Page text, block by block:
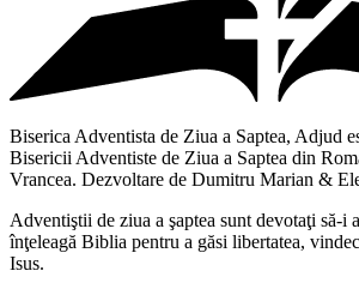
Biserica Adventista de Ziua a Saptea, Adjud
Bisericii Adventiste de Ziua a Saptea din
Vrancea. Dezvoltare de Dumitru Marian &
Adventiştii de ziua a şaptea sunt devotaţi să-i
înţeleagă Biblia pentru a găsi libertatea,
Isus.